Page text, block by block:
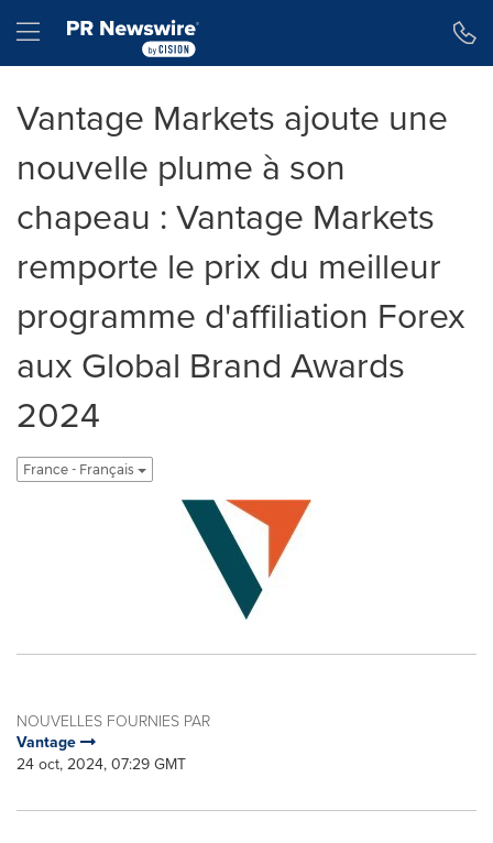
Hamburger menu
Vantage Markets ajoute une
nouvelle plume à son
chapeau : Vantage Markets
remporte le prix du meilleur
programme d'affiliation Forex
aux Global Brand Awards
2024
France - Français
NOUVELLES FOURNIES PAR
Vantage
24 oct, 2024, 07:29 GMT